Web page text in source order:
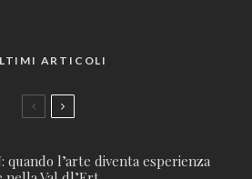
ARTICOLI
quando l’arte diventa esperienza